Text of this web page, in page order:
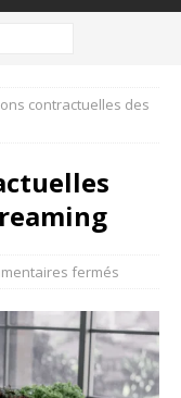
contractuelles des
fermés